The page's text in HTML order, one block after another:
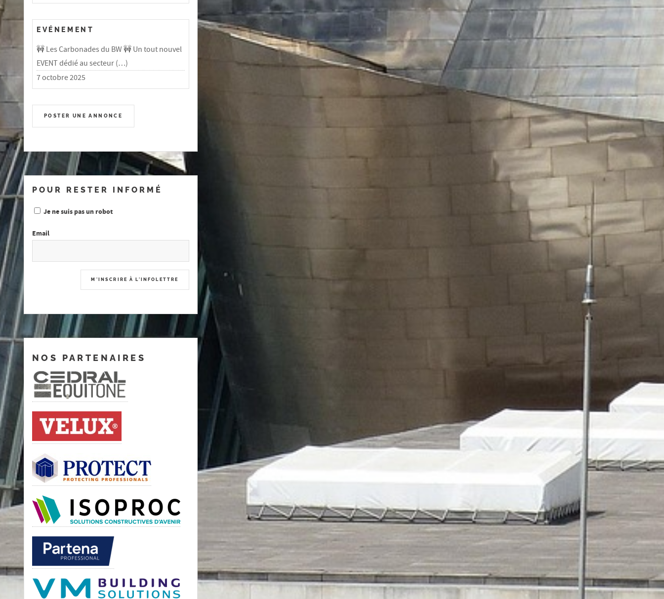
EVÉNEMENT
🚧 Les Carbonades du BW 🚧 Un tout nouvel
EVENT dédié au secteur (…)
7 octobre 2025
POSTER UNE ANNONCE
POUR RESTER INFORMÉ
Je ne suis pas un robot
Email
NOS PARTENAIRES